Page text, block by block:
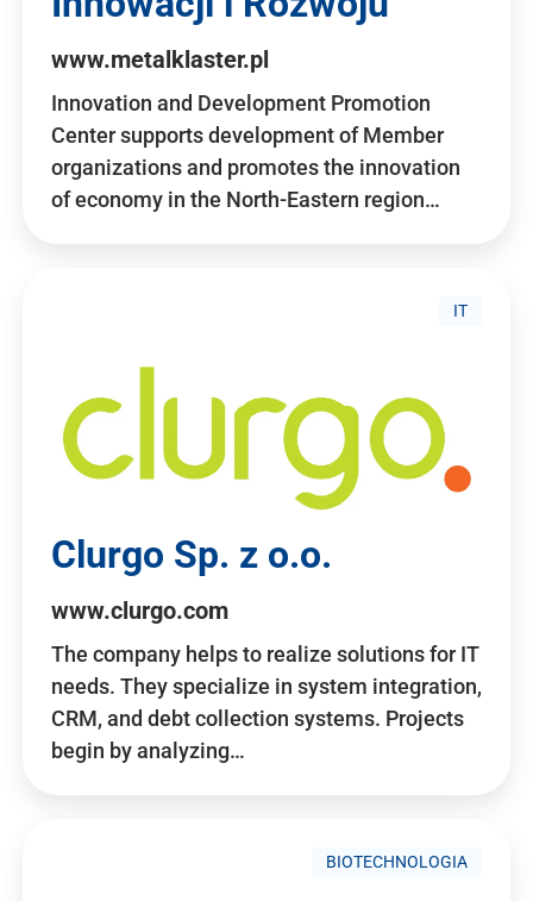
www.metalklaster.pl
Innovation and Development Promotion
Center supports development of Member
organizations and promotes the innovation
of economy in the North-Eastern region…
IT
Clurgo Sp. z o.o.
www.clurgo.com
The company helps to realize solutions for IT
needs. They specialize in system integration,
CRM, and debt collection systems. Projects
begin by analyzing…
BIOTECHNOLOGIA